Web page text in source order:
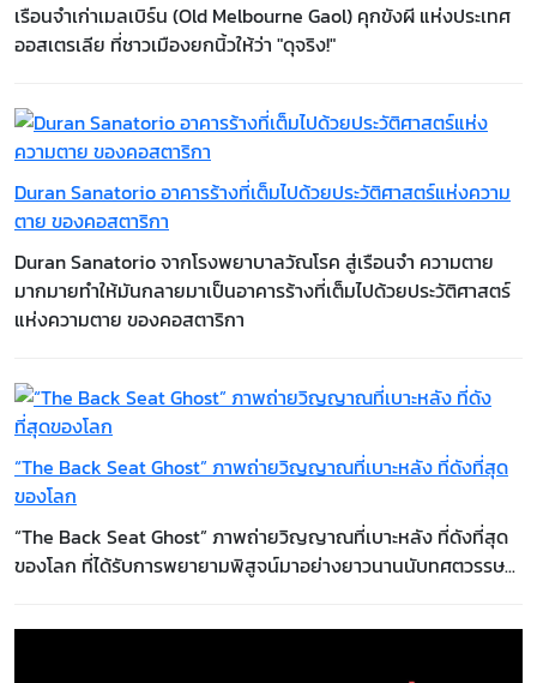
เรือนจำเก่าเมลเบิร์น (Old Melbourne Gaol) คุกขังผี แห่งประเทศ
ออสเตรเลีย ที่ชาวเมืองยกนิ้วให้ว่า "ดุจริง!"
Duran Sanatorio อาคารร้างที่เต็มไปด้วยประวัติศาสตร์แห่งความ
ตาย ของคอสตาริกา
Duran Sanatorio จากโรงพยาบาลวัณโรค สู่เรือนจำ ความตาย
มากมายทำให้มันกลายมาเป็นอาคารร้างที่เต็มไปด้วยประวัติศาสตร์
แห่งความตาย ของคอสตาริกา
“The Back Seat Ghost” ภาพถ่ายวิญญาณที่เบาะหลัง ที่ดังที่สุด
ของโลก
“The Back Seat Ghost” ภาพถ่ายวิญญาณที่เบาะหลัง ที่ดังที่สุด
ของโลก ที่ได้รับการพยายามพิสูจน์มาอย่างยาวนานนับทศตวรรษ...